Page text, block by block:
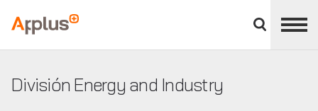
panel
Applus+
División Energy and Industry